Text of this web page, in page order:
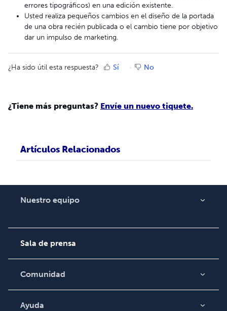
errores tipográficos) en una edición existente.
Usted realiza pequeños cambios en el diseño de la portada
de una obra recién publicada o el cambio tiene por objetivo
dar un impulso de marketing.
¿Ha sido útil esta respuesta? Sí No
¿Tiene más preguntas? Envíe un nuevo tiquete.
Artículos Relacionados
Nuestro equipo
Empleo
Sala de prensa
Comunidad
Blog
Video
Ayuda